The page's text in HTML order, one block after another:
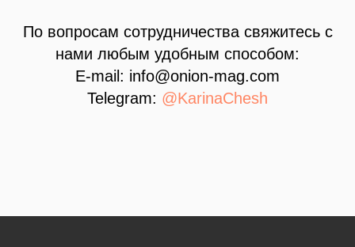
По вопросам сотрудничества свяжитесь с
нами любым удобным способом:
E-mail: info@onion-mag.com
Telegram: @KarinaChesh